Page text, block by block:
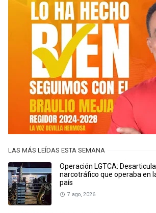
LAS MÁS LEÍDAS ESTA SEMANA
Operación LGTCA:
narcotráfico que operaba en
país
7 ago, 2026